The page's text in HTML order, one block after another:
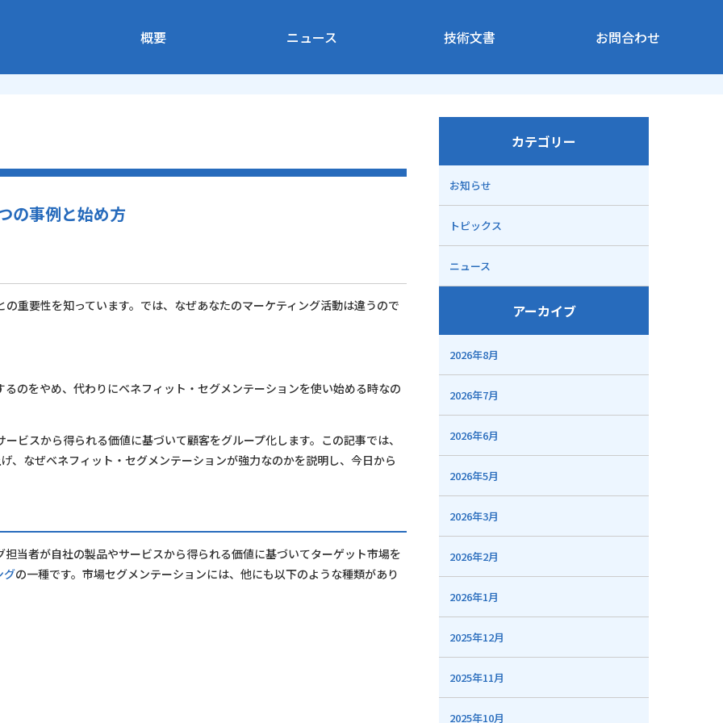
概要 ニュース 技術文書 お問合わせ
の事例と始め方
重要性を知っています。では、なぜあなたのマーケティング活動は違うので
のをやめ、代わりにベネフィット・セグメンテーションを使い始める時なの
ビスから得られる価値に基づいて顧客をグループ化します。この記事では、
、なぜベネフィット・セグメンテーションが強力なのかを説明し、今日から
当者が自社の製品やサービスから得られる価値に基づいてターゲット市場を
グの一種です。市場セグメンテーションには、他にも以下のような種類があり
カテゴリー
お知らせ
トピックス
ニュース
アーカイブ
2026年8月
2026年7月
2026年6月
2026年5月
2026年3月
2026年2月
2026年1月
2025年12月
2025年11月
2025年10月